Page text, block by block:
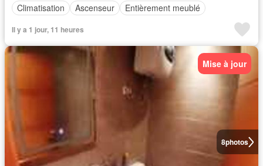
Climatisation
Ascenseur Entièrement meublé
Il y a 1 jour, 11 heures
8photos
Mise à jour